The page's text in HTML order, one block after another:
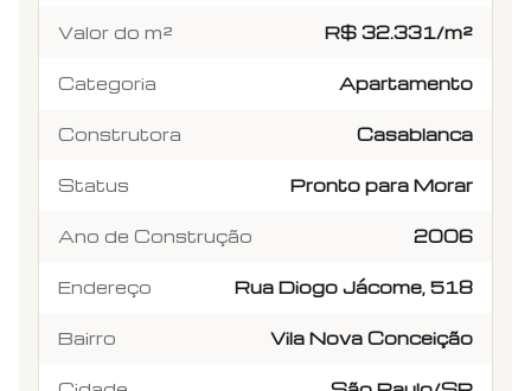
Valor do m² R$ 32.331/m²
Categoria Apartamento
Construtora Casablanca
Status Pronto para Morar
Ano de Construção 2006
Endereço Rua Diogo Jácome, 518
Bairro Vila Nova Conceição